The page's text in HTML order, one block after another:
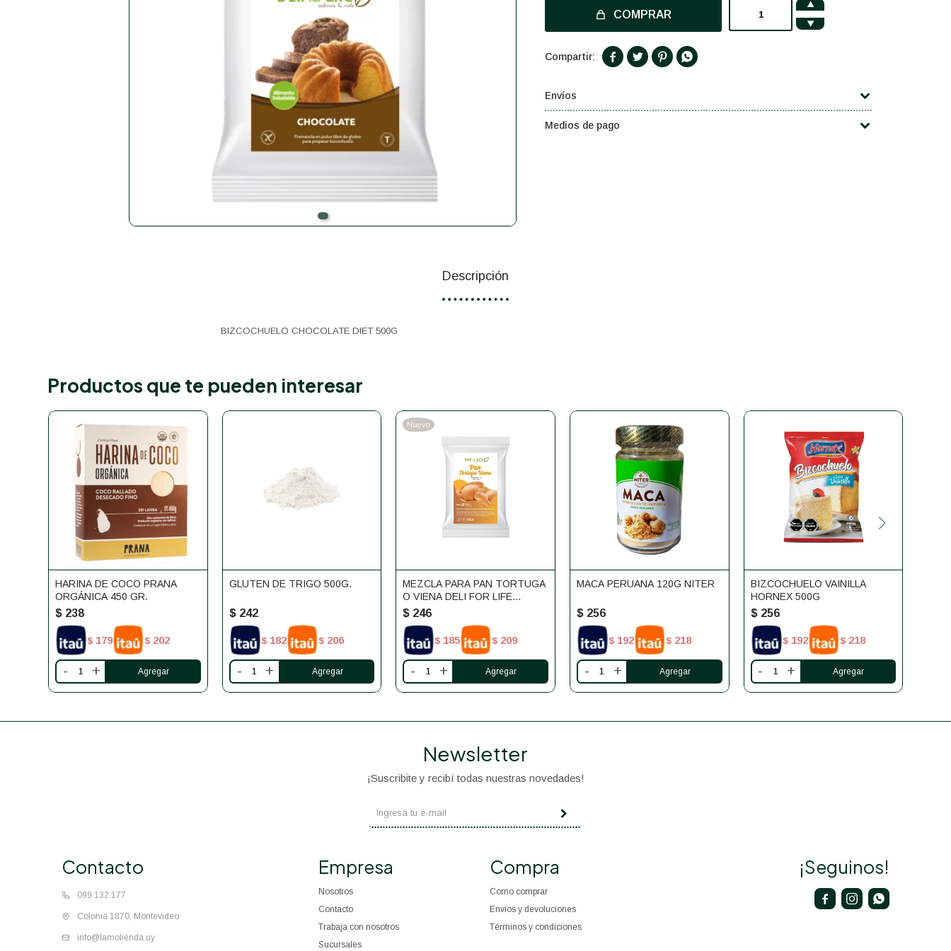
COMPRAR


   
Envíos
Medios de pago
Descripción
BIZCOCHUELO CHOCOLATE DIET 500G
Productos que te pueden interesar
HARINA DE COCO PRANA
ORGÁNICA 450 GR.
$ 238
$ 179 $ 202
- +
GLUTEN DE TRIGO 500G.
$ 242
$ 182 $ 206
- +
MEZCLA PARA PAN TORTUGA
O VIENA DELI FOR LIFE
430GR.
$ 246
$ 185 $ 209
- +
MACA PERUANA 120G NITER
$ 256
$ 192 $ 218
- +
BIZCOCHUELO VAINILLA
HORNEX 500G
$ 256
$ 192 $ 218
- +
Contacto
099 132 177
Colonia 1870, Montevideo
info@lamolienda.uy
Empresa
Nosotros
Contacto
Trabaja con nosotros
Sucursales
Compra
Como comprar
Envíos y devoluciones
Términos y condiciones
Newsletter
¡Suscribite y recibí todas nuestras novedades!
¡Seguinos!
  